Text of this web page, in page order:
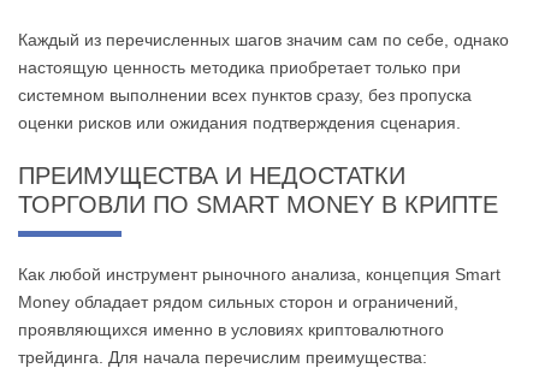
Каждый из перечисленных шагов значим сам по себе, однако
настоящую ценность методика приобретает только при
системном выполнении всех пунктов сразу, без пропуска
оценки рисков или ожидания подтверждения сценария.
ПРЕИМУЩЕСТВА И НЕДОСТАТКИ
ТОРГОВЛИ ПО SMART MONEY В КРИПТЕ
Как любой инструмент рыночного анализа, концепция Smart
Money обладает рядом сильных сторон и ограничений,
проявляющихся именно в условиях криптовалютного
трейдинга. Для начала перечислим преимущества: